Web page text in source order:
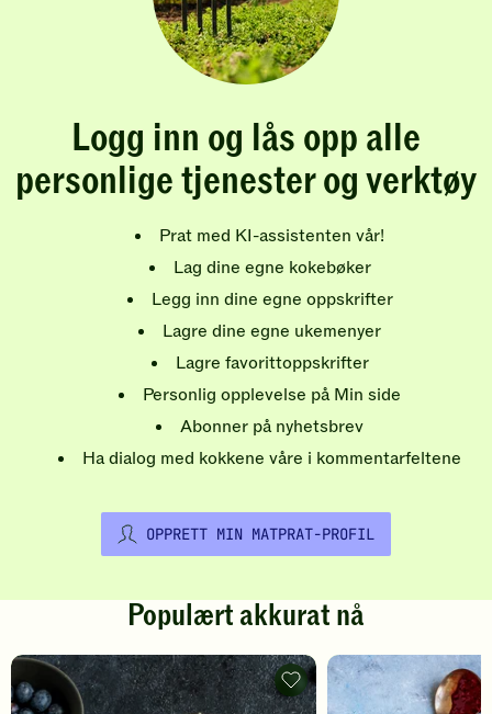
Logg inn og lås opp alle
personlige tjenester og verktøy
Prat med KI-assistenten vår!
Lag dine egne kokebøker
Legg inn dine egne oppskrifter
Lagre dine egne ukemenyer
Lagre favorittoppskrifter
Personlig opplevelse på Min side
Abonner på nyhetsbrev
Ha dialog med kokkene våre i kommentarfeltene
OPPRETT MIN MATPRAT-PROFIL
Populært akkurat nå
Pannekaker
-